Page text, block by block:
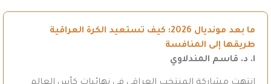
ما بعد مونديال 2026: كيف تستعيد الكرة العراقية
طريقها إلى المنافسة
ا. د. قاسم المندلاوي